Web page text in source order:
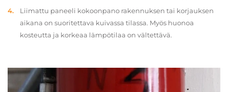
Liimattu paneeli kokoonpano rakennuksen tai korjauksen
aikana on suoritettava kuivassa tilassa. Myös huonoa
kosteutta ja korkeaa lämpötilaa on vältettävä.